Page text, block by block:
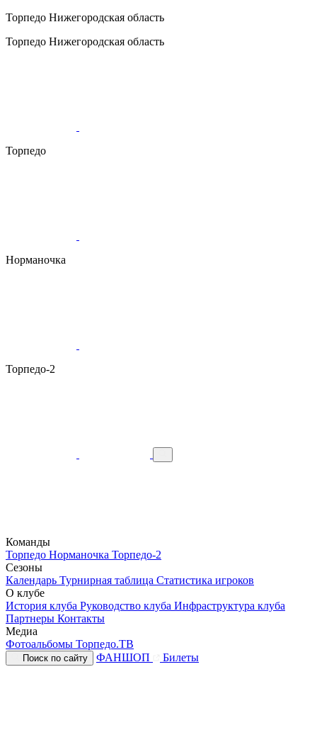
Торпедо Нижегородская область
Торпедо Нижегородская область
Торпедо
Норманочка
Торпедо-2
Команды
Торпедо Норманочка Торпедо-2
Сезоны
Календарь Турнирная таблица Статистика игроков
О клубе
История клуба Руководство клуба Инфраструктура клуба
Партнеры Контакты
Медиа
Фотоальбомы Торпедо.ТВ
Поиск по сайту ФАНШОП Билеты